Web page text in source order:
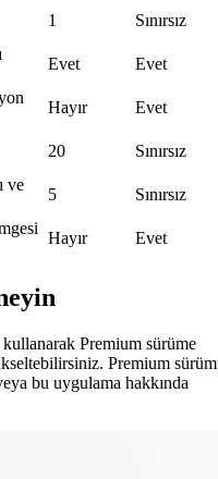
1
Sınırsız
Evet
Evet
Hayır
Evet
20
Sınırsız
ve
5
Sınırsız
Hayır Evet
Premium sürüme
Premium
bu uygulama hakkında